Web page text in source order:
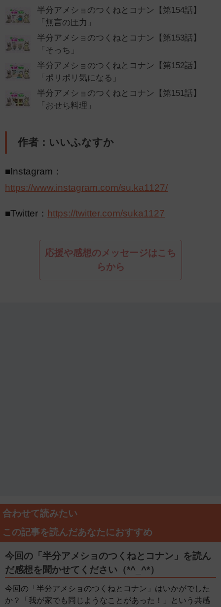
半分アメショのつくねとコナン【第154話】
「無言の圧力」
半分アメショのつくねとコナン【第153話】
「そっち」
半分アメショのつくねとコナン【第152話】
「ポリポリ気になる」
半分アメショのつくねとコナン【第151話】
「おせち料理」
作者：いいふなすか
■Instagram：
https://www.instagram.com/su.ka1127/
■Twitter： https://twitter.com/suka1127
応援や感想のメッセージはこち
らから
合わせて読みたい
この記事を読んだあなたにおすすめ
今回の「半分アメショのつくねとコナン」を読ん
だ感想を聞かせてください（*^_^*）
今回の「半分アメショのつくねとコナン」はいかがでした
か？「我が家でも同じようなことがあった！」という共感